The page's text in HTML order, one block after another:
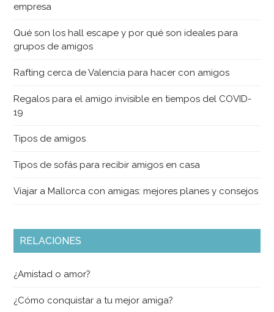
empresa
Qué son los hall escape y por qué son ideales para
grupos de amigos
Rafting cerca de Valencia para hacer con amigos
Regalos para el amigo invisible en tiempos del COVID-
19
Tipos de amigos
Tipos de sofás para recibir amigos en casa
Viajar a Mallorca con amigas: mejores planes y consejos
RELACIONES
¿Amistad o amor?
¿Cómo conquistar a tu mejor amiga?